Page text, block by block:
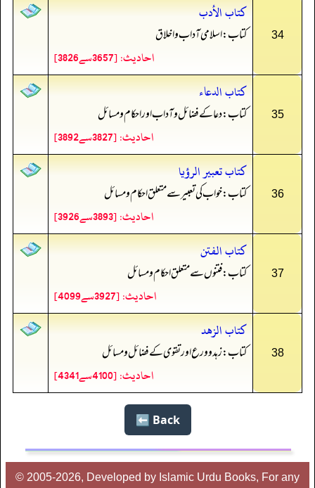
34
كتاب الأدب
کتاب: اسلامی آداب و اخلاق
احادیث: [3657سے3826]
35
كتاب الدعاء
کتاب: دعا کے فضائل و آداب اور احکام و مسائل
احادیث: [3827سے3892]
36
كتاب تعبير الرؤيا
کتاب: خواب کی تعبیر سے متعلق احکام و مسائل
احادیث: [3893سے3926]
37
كتاب الفتن
کتاب: فتنوں سے متعلق احکام و مسائل
احادیث: [3927سے4099]
38
كتاب الزهد
کتاب: زہد و ورع اور تقوی کے فضائل و مسائل
احادیث: [4100سے4341]
Back ⬅️
© 2005-2026, Developed by Islamic Urdu Books, For any